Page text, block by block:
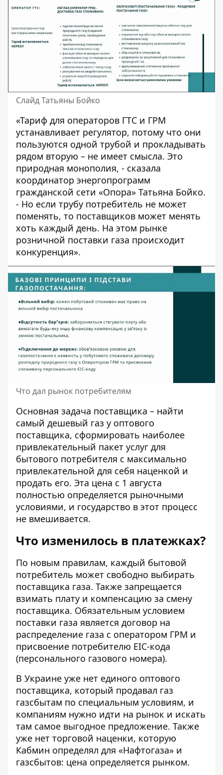
Слайд Татьяны Бойко
«Тариф для операторов ГТС и ГРМ
устанавливает регулятор, потому что они
пользуются одной трубой и прокладывать
рядом вторую – не имеет смысла. Это
природная монополия, - сказала
координатор энергопрограмм
гражданской сети «Опора» Татьяна Бойко.
- Но если трубу потребитель не может
поменять, то поставщиков может менять
хоть каждый день. На этом рынке
розничной поставки газа происходит
конкуренция».
Что дал рынок потребителям
Основная задача поставщика – найти
самый дешевый газ у оптового
поставщика, сформировать наиболее
привлекательный пакет услуг для
бытового потребителя с максимально
привлекательной для себя наценкой и
продать его. Эта цена с 1 августа
полностью определяется рыночными
условиями, и государство в этот процесс
не вмешивается.
Что изменилось в платежках?
По новым правилам, каждый бытовой
потребитель может свободно выбирать
поставщика газа. Также запрещается
взимать плату и компенсацию за смену
поставщика. Обязательным условием
поставки газа является договор на
распределение газа с оператором ГРМ и
присвоение потребителю EIC-кода
(персонального газового номера).
В Украине уже нет единого оптового
поставщика, который продавал газ
газсбытам по специальным условиям, и
компаниям нужно идти на рынок и искать
там самое выгодное предложение. Также
уже нет торговой наценки, которую
Кабмин определял для «Нафтогаза» и
газсбытов: цена определяется рынком.